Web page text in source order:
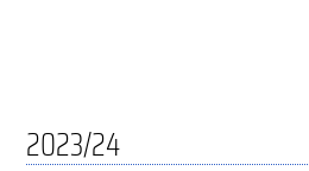
2023/24